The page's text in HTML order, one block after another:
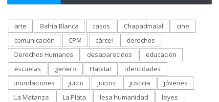
arte Bahía Blanca casos Chapadmalal
cine
comunicación
CPM cárcel
derechos
Derechos Humanos
desaparecidos
educación
escuelas
genero Habitat
identidades
inundaciones
juicio juicios justicia
jóvenes
La Matanza
La Plata lesa humanidad
leyes